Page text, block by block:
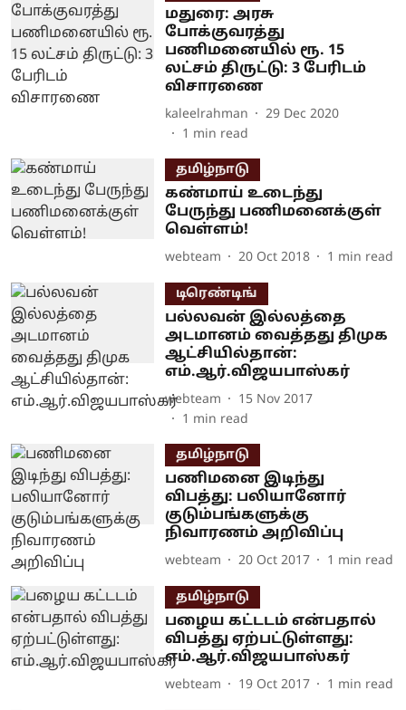
மதுரை: அரசு
போக்குவரத்து
பணிமனையில் ரூ. 15
லட்சம் திருட்டு: 3 பேரிடம்
விசாரணை
kaleelrahman
29 Dec 2020
1 min read
தமிழ்நாடு
கண்மாய் உடைந்து
பேருந்து பணிமனைக்குள்
வெள்ளம்!
webteam 20 Oct 2018 1 min read
டிரெண்டிங்
பல்லவன் இல்லத்தை
அடமானம் வைத்தது திமுக
ஆட்சியில்தான்:
எம்.ஆர்.விஜயபாஸ்கர்
webteam
15 Nov 2017
1 min read
தமிழ்நாடு
பணிமனை இடிந்து
விபத்து: பலியானோர்
குடும்பங்களுக்கு
நிவாரணம் அறிவிப்பு
webteam 20 Oct 2017 1 min read
தமிழ்நாடு
பழைய கட்டடம் என்பதால்
விபத்து ஏற்பட்டுள்ளது:
எம்.ஆர்.விஜயபாஸ்கர்
webteam 19 Oct 2017 1 min read